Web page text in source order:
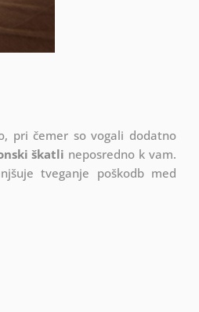
pri čemer so vogali dodatno
škatli neposredno k vam.
tveganje poškodb med